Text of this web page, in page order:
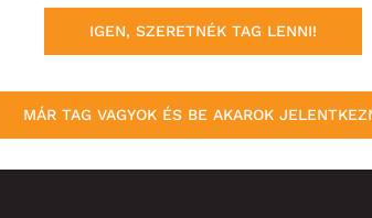
IGEN, SZERETNÉK TAG LENNI!
MÁR TAG VAGYOK ÉS BE AKAROK